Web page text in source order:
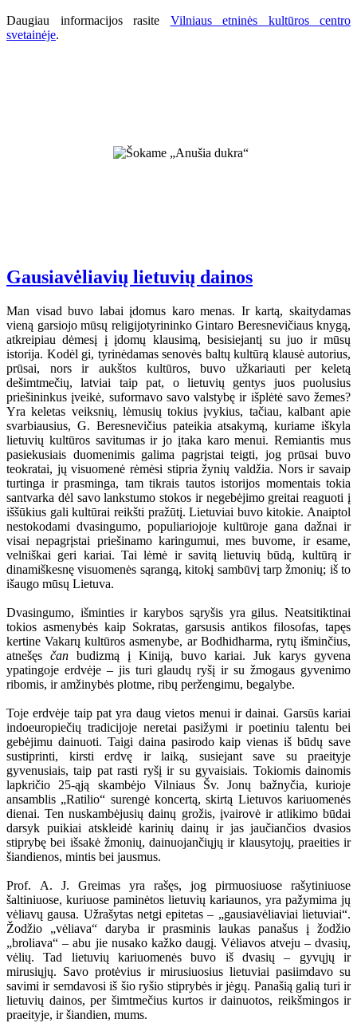
Daugiau informacijos rasite Vilniaus etninės kultūros centro
svetainėje.
Gausiavėliavių lietuvių dainos
Man visad buvo labai įdomus karo menas. Ir kartą, skaitydamas
vieną garsiojo mūsų religijotyrininko Gintaro Beresnevičiaus knygą,
atkreipiau dėmesį į įdomų klausimą, besisiejantį su juo ir mūsų
istorija. Kodėl gi, tyrinėdamas senovės baltų kultūrą klausė autorius,
prūsai, nors ir aukštos kultūros, buvo užkariauti per keletą
dešimtmečių, latviai taip pat, o lietuvių gentys juos puolusius
priešininkus įveikė, suformavo savo valstybę ir išplėtė savo žemes?
Yra keletas veiksnių, lėmusių tokius įvykius, tačiau, kalbant apie
svarbiausius, G. Beresnevičius pateikia atsakymą, kuriame iškyla
lietuvių kultūros savitumas ir jo įtaka karo menui. Remiantis mus
pasiekusiais duomenimis galima pagrįstai teigti, jog prūsai buvo
teokratai, jų visuomenė rėmėsi stipria žynių valdžia. Nors ir savaip
turtinga ir prasminga, tam tikrais tautos istorijos momentais tokia
santvarka dėl savo lankstumo stokos ir negebėjimo greitai reaguoti į
iššūkius gali kultūrai reikšti pražūtį. Lietuviai buvo kitokie. Anaiptol
nestokodami dvasingumo, populiariojoje kultūroje gana dažnai ir
visai nepagrįstai priešinamo karingumui, mes buvome, ir esame,
velniškai geri kariai. Tai lėmė ir savitą lietuvių būdą, kultūrą ir
dinamiškesnę visuomenės sąrangą, kitokį sambūvį tarp žmonių; iš to
išaugo mūsų Lietuva.
Dvasingumo, išminties ir karybos sąryšis yra gilus. Neatsitiktinai
tokios asmenybės kaip Sokratas, garsusis antikos filosofas, tapęs
kertine Vakarų kultūros asmenybe, ar Bodhidharma, rytų išminčius,
atnešęs čan budizmą į Kiniją, buvo kariai. Juk karys gyvena
ypatingoje erdvėje – jis turi glaudų ryšį ir su žmogaus gyvenimo
ribomis, ir amžinybės plotme, ribų peržengimu, begalybe.
Toje erdvėje taip pat yra daug vietos menui ir dainai. Garsūs kariai
indoeuropiečių tradicijoje neretai pasižymi ir poetiniu talentu bei
gebėjimu dainuoti. Taigi daina pasirodo kaip vienas iš būdų save
sustiprinti, kirsti erdvę ir laiką, susiejant save su praeityje
gyvenusiais, taip pat rasti ryšį ir su gyvaisiais. Tokiomis dainomis
lapkričio 25-ąją skambėjo Vilniaus Šv. Jonų bažnyčia, kurioje
ansamblis „Ratilio“ surengė koncertą, skirtą Lietuvos kariuomenės
dienai. Ten nuskambėjusių dainų grožis, įvairovė ir atlikimo būdai
darsyk puikiai atskleidė karinių dainų ir jas jaučiančios dvasios
stiprybę bei išsakė žmonių, dainuojančiųjų ir klausytojų, praeities ir
šiandienos, mintis bei jausmus.
Prof. A. J. Greimas yra rašęs, jog pirmuosiuose rašytiniuose
šaltiniuose, kuriuose paminėtos lietuvių kariaunos, yra pažymima jų
vėliavų gausa. Užrašytas netgi epitetas – „gausiavėliaviai lietuviai“.
Žodžio „vėliava“ daryba ir prasminis laukas panašus į žodžio
„broliava“ – abu jie nusako kažko daugį. Vėliavos atveju – dvasių,
vėlių. Tad lietuvių kariuomenės buvo iš dvasių – gyvųjų ir
mirusiųjų. Savo protėvius ir mirusiuosius lietuviai pasiimdavo su
savimi ir semdavosi iš šio ryšio stiprybės ir jėgų. Panašią galią turi ir
lietuvių dainos, per šimtmečius kurtos ir dainuotos, reikšmingos ir
praeityje, ir šiandien, mums.